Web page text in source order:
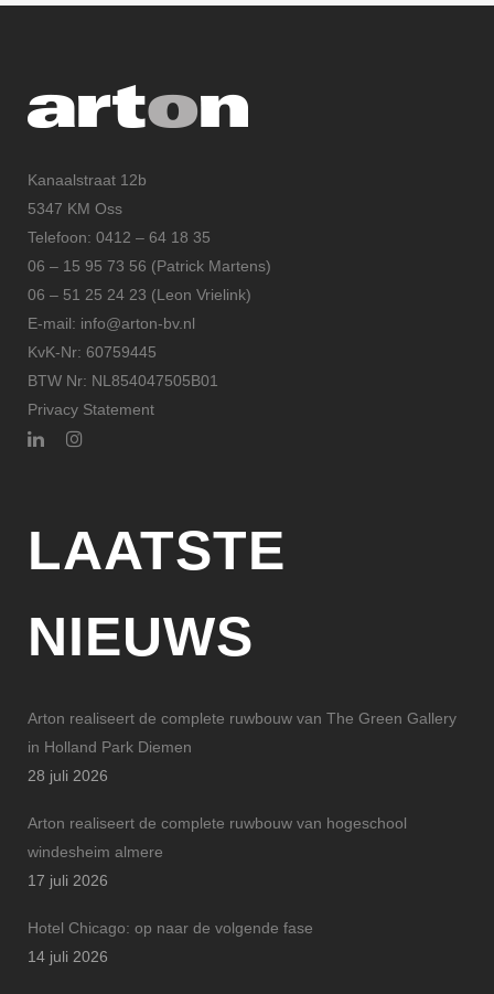
Kanaalstraat 12b
5347 KM Oss
Telefoon: 0412 – 64 18 35
06 – 15 95 73 56 (Patrick Martens)
06 – 51 25 24 23 (Leon Vrielink)
E-mail: info@arton-bv.nl
KvK-Nr: 60759445
BTW Nr: NL854047505B01
Privacy Statement
LAATSTE
NIEUWS
Arton realiseert de complete ruwbouw van The Green Gallery
in Holland Park Diemen
28 juli 2026
Arton realiseert de complete ruwbouw van hogeschool
windesheim almere
17 juli 2026
Hotel Chicago: op naar de volgende fase
14 juli 2026